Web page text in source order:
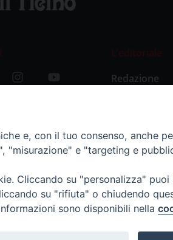
L’editoriale
Redazione
e, con il tuo consenso, anche
"misurazione" e "targeting e
Cliccando su "personalizza"
su "rifiuta" o chiudendo
sono disponibili nella